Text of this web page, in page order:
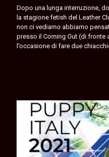
Dopo una lunga interruzione,
la stagione fetish del Leather
non ci vediamo abbiamo
presso il Coming Out (di fronte
l’occasione di fare due